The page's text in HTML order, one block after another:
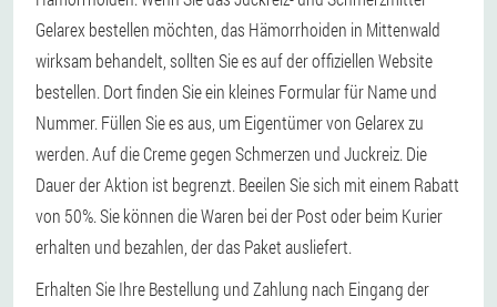
Gelarex bestellen möchten, das Hämorrhoiden in Mittenwald
wirksam behandelt, sollten Sie es auf der offiziellen Website
bestellen. Dort finden Sie ein kleines Formular für Name und
Nummer. Füllen Sie es aus, um Eigentümer von Gelarex zu
werden. Auf die Creme gegen Schmerzen und Juckreiz. Die
Dauer der Aktion ist begrenzt. Beeilen Sie sich mit einem Rabatt
von 50%. Sie können die Waren bei der Post oder beim Kurier
erhalten und bezahlen, der das Paket ausliefert.
Erhalten Sie Ihre Bestellung und Zahlung nach Eingang der